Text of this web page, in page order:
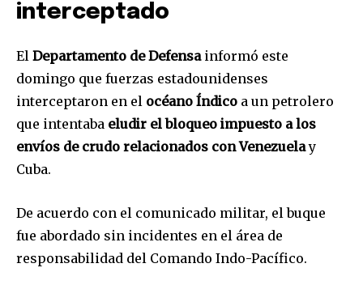
interceptado
El Departamento de Defensainformó este
domingo que fuerzas estadounidenses
interceptaron en el océano Índico a un petrolero
que intentaba eludir el bloqueo impuesto a los
envíos de crudo relacionados con Venezuelay
Cuba.
De acuerdo con el comunicado militar, el buque
fue abordado sin incidentes en el área de
responsabilidad del Comando Indo-Pacífico.